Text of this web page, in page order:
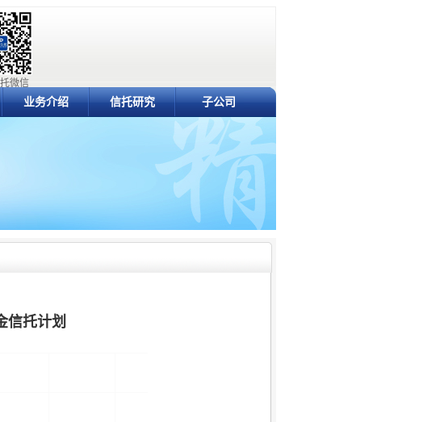
微信
业务介绍 信托研究 子公司